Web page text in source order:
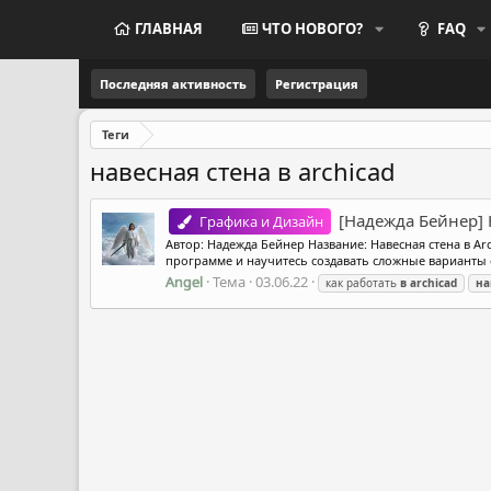
ГЛАВНАЯ ЧТО НОВОГО? FAQ
Последняя активность Регистрация
Теги
навесная стена в archicad
Графика и Дизайн [Надежда Бейнер]
Автор: Надежда Бейнер Название: Навесная стена в
программе и научитесь создавать сложные
Angel Тема 03.06.22 как работать в archicad